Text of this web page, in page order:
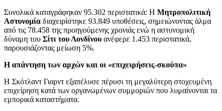
Συνολικά καταγράφηκαν 95.302 περιστατικά: Η Μητροπολιτική
Αστυνομία διαχειρίστηκε 93.849 υποθέσεις, σημειώνοντας άλμα
από τις 78.458 της προηγούμενης χρονιάς ενώ η αστυνομική
δύναμη του Σίτι του Λονδίνου ανέφερε 1.453 περιστατικά,
παρουσιάζοντας μείωση 5%.
Η απάντηση των αρχών και οι «επιχειρήσεις-σκούπα»
Η Σκότλαντ Γιαρντ εξαπέλυσε πέρυσι τη μεγαλύτερη στοχευμένη
επιχείρηση κατά των οργανωμένων συμμοριών που λυμαίνονται τα
εμπορικά καταστήματα.